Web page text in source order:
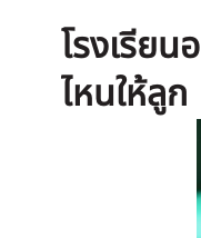
โรงเรีย
ไหนให้ลูก